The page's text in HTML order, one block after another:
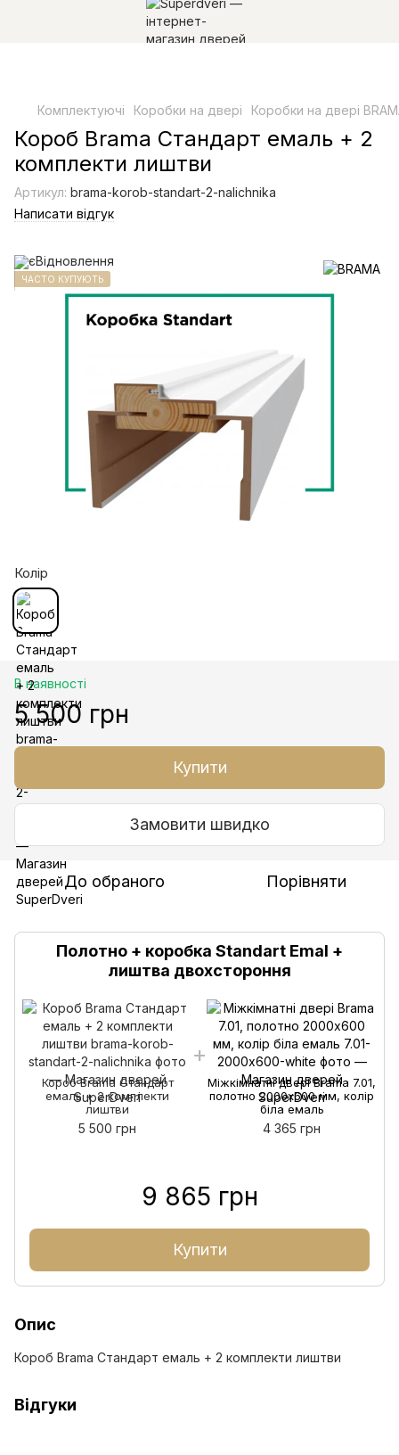
Комплектуючі Коробки на двері Коробки на двері
Короб Brama Стандарт емаль + 2
комплекти лиштви
Артикул: brama-korob-standart-2-nalichnika
Написати відгук
ЧАСТО КУПУЮТЬ
Колір
В наявності
5 500 грн
Купити
Замовити швидко
До обраного Порівняти
Полотно + коробка Standart Emal +
лиштва двохстороння
Короб Brama Стандарт
емаль + 2 комплекти
лиштви
5 500 грн
Міжкімнатні двері Brama 7.01,
полотно 2000х600 мм, колір
біла емаль
4 365 грн
9 865 грн
Купити
Опис
Короб Brama Стандарт емаль + 2 комплекти лиштви
Відгуки